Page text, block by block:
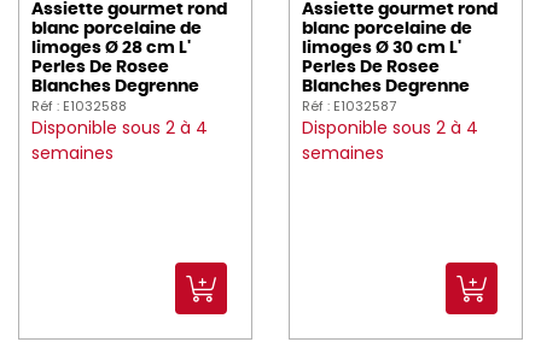
Assiette gourmet rond
blanc porcelaine de
limoges Ø 28 cm L'
Perles De Rosee
Blanches Degrenne
Réf : E1032588
Disponible sous 2 à 4
semaines
Assiette gourmet rond
blanc porcelaine de
limoges Ø 30 cm L'
Perles De Rosee
Blanches Degrenne
Réf : E1032587
Disponible sous 2 à 4
semaines